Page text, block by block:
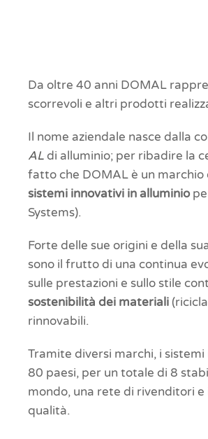
Da oltre 40 anni DOMAL
scorrevoli e altri prodotti
Il nome aziendale nasce dalla
ALdi alluminio; per ribadire la
fatto che DOMAL è un
sistemi innovativi in alluminio
Systems).
Forte delle sue origini e della
sono il frutto di una continua
sulle prestazioni e sullo stile
sostenibilità dei materiali
rinnovabili.
Tramite diversi marchi, i
80 paesi, per un totale di 8
mondo, una rete di rivenditori
qualità.